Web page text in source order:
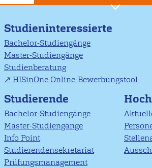
Studieninteressierte
Bachelor-Studiengänge
Master-Studiengänge
Studienberatung
HISinOne Online-Bewerbungstool
Studierende
Bachelor-Studiengänge
Master-Studiengänge
Info Point
Studierendensekretariat
Prüfungsmanagement